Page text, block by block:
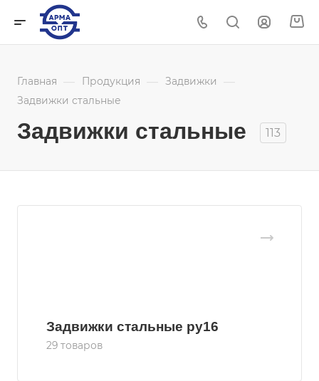
Главная — Продукция — Задвижки —
Задвижки стальные
Задвижки стальные 113
Задвижки стальные ру16
29 товаров